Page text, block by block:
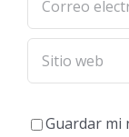
Guardar mi